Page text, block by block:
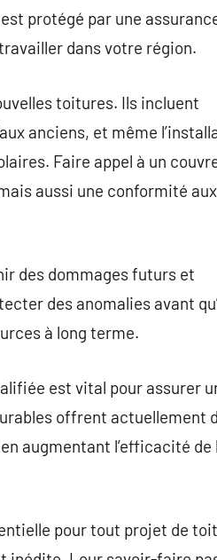
protégé par une
dans votre région.
toitures. Ils incluent
anciens, et même
Faire appel à un
aussi une conformité aux
des dommages futurs et
des anomalies avant
à long terme.
est vital pour assurer
offrent actuellement
augmentant l’efficacité de
pour tout projet de